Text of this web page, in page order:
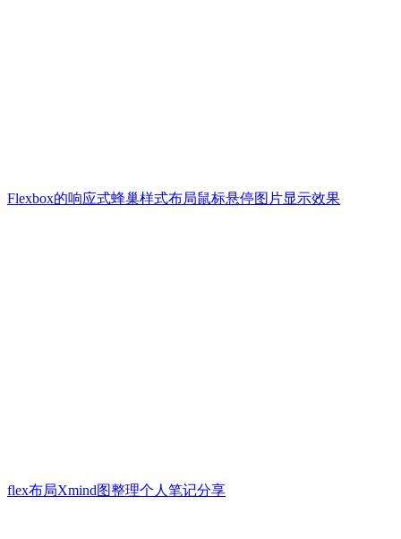
Flexbox的响应式蜂巢样式布局鼠标悬停图片显示效果
flex布局Xmind图整理个人笔记分享